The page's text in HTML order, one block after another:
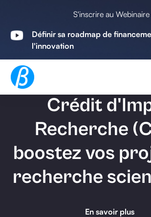
Définir sa roadmap de
l'innovation
S'inscrire au Webinaire
Crédit
Recherche
boostez vos
recherche
En savoir plus